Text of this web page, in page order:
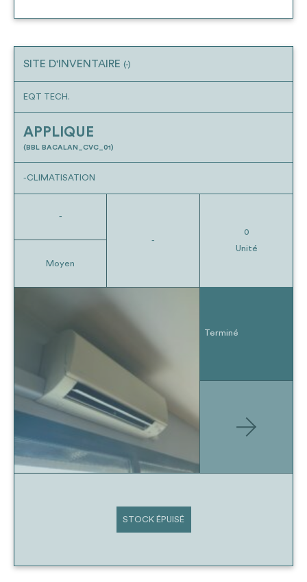
SITE D'INVENTAIRE (-)
EQT TECH.
APPLIQUE
(BBL BACALAN_CVC_01)
-CLIMATISATION
-
Moyen
-
0
Unité
Terminé
STOCK ÉPUISÉ